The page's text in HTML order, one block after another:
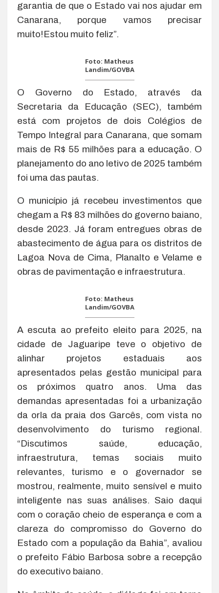
garantia de que o Estado vai nos ajudar em
Canarana, porque vamos precisar
muito!Estou muito feliz”.
Foto: Matheus
Landim/GOVBA
O Governo do Estado, através da
Secretaria da Educação (SEC), também
está com projetos de dois Colégios de
Tempo Integral para Canarana, que somam
mais de R$ 55 milhões para a educação. O
planejamento do ano letivo de 2025 também
foi uma das pautas.
O município já recebeu investimentos que
chegam a R$ 83 milhões do governo baiano,
desde 2023. Já foram entregues obras de
abastecimento de água para os distritos de
Lagoa Nova de Cima, Planalto e Velame e
obras de pavimentação e infraestrutura.
Foto: Matheus
Landim/GOVBA
A escuta ao prefeito eleito para 2025, na
cidade de Jaguaripe teve o objetivo de
alinhar projetos estaduais aos
apresentados pelas gestão municipal para
os próximos quatro anos. Uma das
demandas apresentadas foi a urbanização
da orla da praia dos Garcês, com vista no
desenvolvimento do turismo regional.
“Discutimos saúde, educação,
infraestrutura, temas sociais muito
relevantes, turismo e o governador se
mostrou, realmente, muito sensível e muito
inteligente nas suas análises. Saio daqui
com o coração cheio de esperança e com a
clareza do compromisso do Governo do
Estado com a população da Bahia”, avaliou
o prefeito Fábio Barbosa sobre a recepção
do executivo baiano.